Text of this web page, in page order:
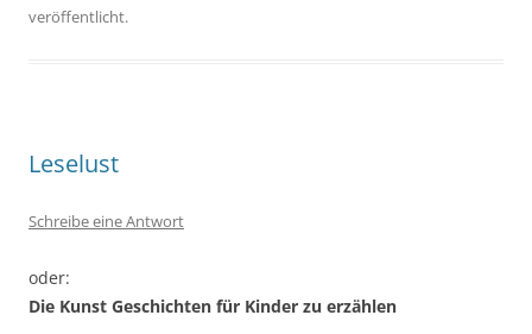
veröffentlicht.
Leselust
Schreibe eine Antwort
oder:
Die Kunst Geschichten für Kinder zu erzählen